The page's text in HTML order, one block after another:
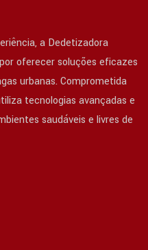
a Dedetizadora
oferecer soluções eficazes
urbanas. Comprometida
tecnologias avançadas e
saudáveis e livres de